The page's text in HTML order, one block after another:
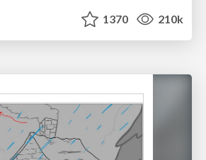
1370 210k